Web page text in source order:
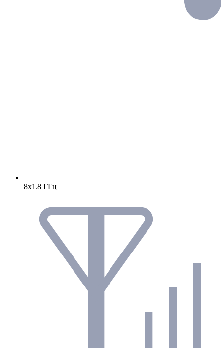
8х1.8 ГГц